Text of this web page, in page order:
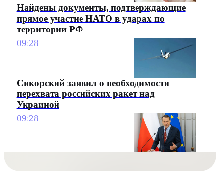
Найдены документы, подтверждающие
прямое участие НАТО в ударах по
территории РФ
09:28
Сикорский заявил о необходимости
перехвата российских ракет над
Украиной
09:28